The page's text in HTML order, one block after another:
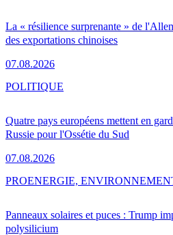
La « résilience surprenante » de
des exportations chinoises
07.08.2026
Quatre pays européens mettent en
Russie pour l'Ossétie du Sud
07.08.2026
POLITIQUE
Panneaux solaires et puces : Trump
polysilicium
PROENERGIE,